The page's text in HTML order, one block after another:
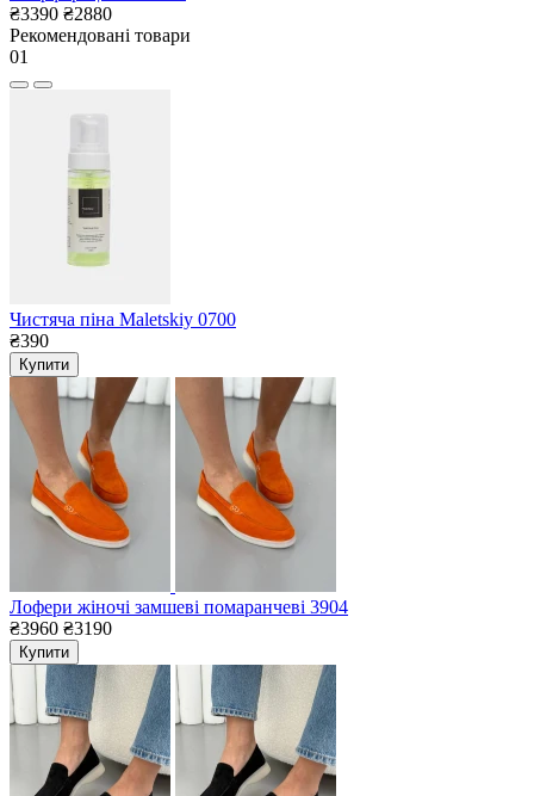
₴3390 ₴2880
Рекомендовані товари
01
Чистяча піна Maletskiy 0700
₴390
Купити
Лофери жіночі замшеві помаранчеві 3904
₴3960 ₴3190
Купити